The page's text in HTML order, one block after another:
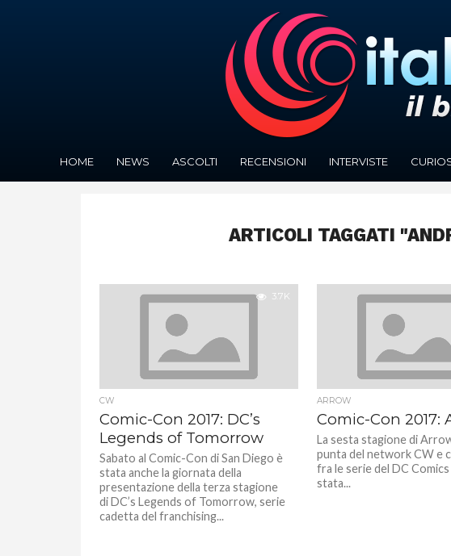
HOME NEWS ASCOLTI RECENSIONI INTERVISTE
ARTICOLI TAGGATI
3.7K
CW
Comic-Con 2017: DC’s
Legends of Tomorrow
Sabato al Comic-Con di San Diego è
stata anche la giornata della
presentazione della terza stagione
di DC’s Legends of Tomorrow, serie
cadetta del franchising...
ARROW
Comic-Con 2017:
La sesta stagione di
punta del network CW e
fra le serie del DC
stata...